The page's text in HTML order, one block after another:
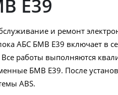
Е39
и ремонт
АБС БМВ Е39 включает в
работы выполняются
БМВ Е39. После
ABS.